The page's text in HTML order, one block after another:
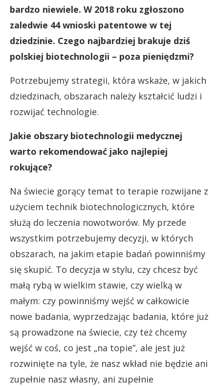
bardzo niewiele. W 2018 roku zgłoszono
zaledwie 44 wnioski patentowe w tej
dziedzinie. Czego najbardziej brakuje dziś
polskiej biotechnologii – poza pieniędzmi?
Potrzebujemy strategii, która wskaże, w jakich
dziedzinach, obszarach należy kształcić ludzi i
rozwijać technologie.
Jakie obszary biotechnologii medycznej
warto rekomendować jako najlepiej
rokujące?
Na świecie gorący temat to terapie rozwijane z
użyciem technik biotechnologicznych, które
służą do leczenia nowotworów. My przede
wszystkim potrzebujemy decyzji, w których
obszarach, na jakim etapie badań powinniśmy
się skupić. To decyzja w stylu, czy chcesz być
małą rybą w wielkim stawie, czy wielką w
małym: czy powinniśmy wejść w całkowicie
nowe badania, wyprzedzając badania, które już
są prowadzone na świecie, czy też chcemy
wejść w coś, co jest „na topie”, ale jest już
rozwinięte na tyle, że nasz wkład nie będzie ani
zupełnie nasz własny, ani zupełnie